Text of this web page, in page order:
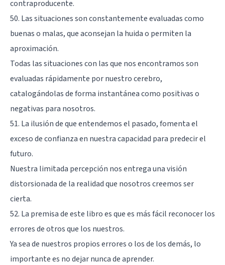
contraproducente.
50. Las situaciones son constantemente evaluadas como
buenas o malas, que aconsejan la huida o permiten la
aproximación.
Todas las situaciones con las que nos encontramos son
evaluadas rápidamente por nuestro cerebro,
catalogándolas de forma instantánea como positivas o
negativas para nosotros.
51. La ilusión de que entendemos el pasado, fomenta el
exceso de confianza en nuestra capacidad para predecir el
futuro.
Nuestra limitada percepción nos entrega una visión
distorsionada de la realidad que nosotros creemos ser
cierta.
52. La premisa de este libro es que es más fácil reconocer los
errores de otros que los nuestros.
Ya sea de nuestros propios errores o los de los demás, lo
importante es no dejar nunca de aprender.